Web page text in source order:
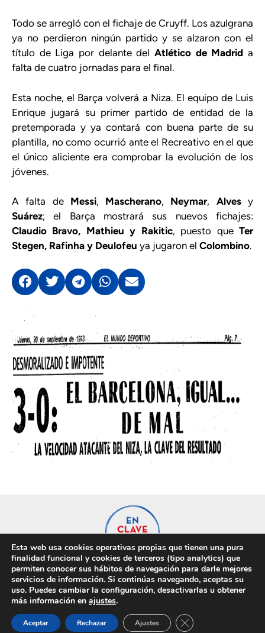
Todo se arregló con el fichaje de Cruyff. Los azulgrana
ya no perdieron ningún partido y se alzaron con el
título de Liga por delante del Atlético de Madrid a
falta de cuatro jornadas para el final.
Esta noche, el Barça volverá a Niza. El equipo de Luis
Enrique jugará su primer partido de entidad de la
pretemporada y ya contará con buena parte de su
plantilla, no como ocurrió ante el Recreativo en el que
el único aliciente era comprobar la evolución de los
jóvenes.
A falta de Messi, Mascherano, Neymar, Alvesy
Suárez; el Barça mostrará sus nuevos fichajes:
Claudio Bravo, Mathieu y Rakitic, puesto queTer
Stegen, Rafinha y Deulofeu ya jugaron el Colombino.
Privacidad Cookies
Esta web usa cookies operativas propias que tienen una pura
finalidad funcional y cookies de terceros (tipo analytics) que
permiten conocer sus hábitos de navegación para darle mejores
servicios de información. Si continúas navegando, aceptas su
uso. Puedes cambiar la configuración, desactivarlas u obtener
más información en ajustes.
Aceptar Rechazar Ajustes Cerrar el banner de